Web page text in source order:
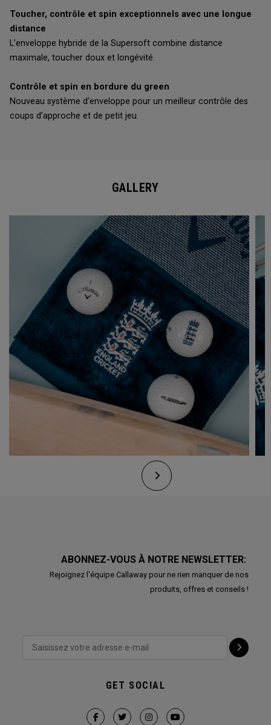
Toucher, contrôle et spin exceptionnels avec une longue
distance
L’enveloppe hybride de la Supersoft combine distance
maximale, toucher doux et longévité.
Contrôle et spin en bordure du green
Nouveau système d’enveloppe pour un meilleur contrôle des
coups d’approche et de petit jeu.
GALLERY
ABONNEZ-VOUS À NOTRE NEWSLETTER:
Rejoignez l'équipe Callaway pour ne rien manquer de nos
produits, offres et conseils !
GET SOCIAL